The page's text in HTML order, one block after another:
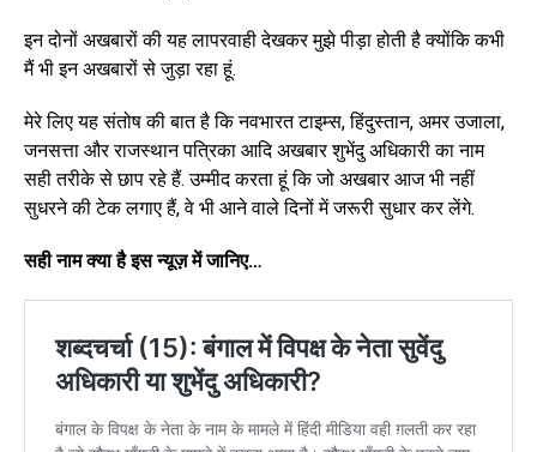
इन दोनों अखबारों की यह लापरवाही देखकर मुझे पीड़ा होती है क्योंकि कभी
मैं भी इन अखबारों से जुड़ा रहा हूं.
मेरे लिए यह संतोष की बात है कि नवभारत टाइम्स, हिंदुस्तान, अमर उजाला,
जनसत्ता और राजस्थान पत्रिका आदि अखबार शुभेंदु अधिकारी का नाम
सही तरीके से छाप रहे हैं. उम्मीद करता हूं कि जो अखबार आज भी नहीं
सुधरने की टेक लगाए हैं, वे भी आने वाले दिनों में जरूरी सुधार कर लेंगे.
सही नाम क्या है इस न्यूज़ में जानिए…